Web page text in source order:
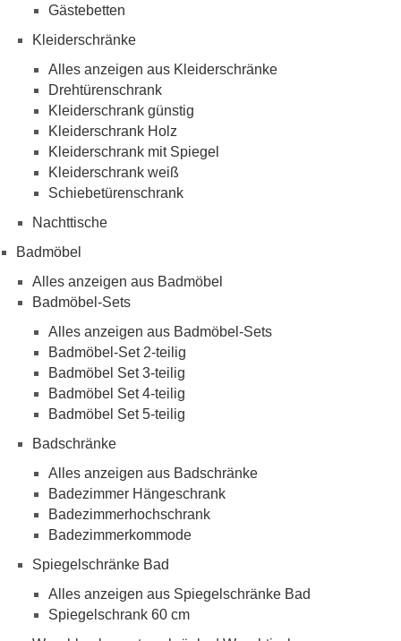
Gästebetten
Kleiderschränke
Alles anzeigen aus Kleiderschränke
Drehtürenschrank
Kleiderschrank günstig
Kleiderschrank Holz
Kleiderschrank mit Spiegel
Kleiderschrank weiß
Schiebetürenschrank
Nachttische
Badmöbel
Alles anzeigen aus Badmöbel
Badmöbel-Sets
Alles anzeigen aus Badmöbel-Sets
Badmöbel-Set 2-teilig
Badmöbel Set 3-teilig
Badmöbel Set 4-teilig
Badmöbel Set 5-teilig
Badschränke
Alles anzeigen aus Badschränke
Badezimmer Hängeschrank
Badezimmerhochschrank
Badezimmerkommode
Spiegelschränke Bad
Alles anzeigen aus Spiegelschränke Bad
Spiegelschrank 60 cm